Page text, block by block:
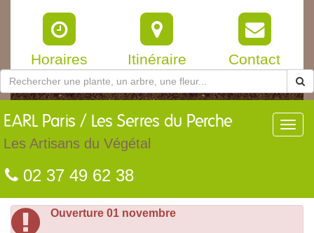
Horaires Itinéraire Contact
EARL Paris / Les Serres du Perche
Les Artisans du Végétal
02 37 49 62 38
Ouverture 01 novembre